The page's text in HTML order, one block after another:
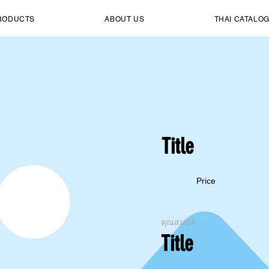
ABOUT US THAI CATALOG
Title
Price
คุณสมบัติ
Title